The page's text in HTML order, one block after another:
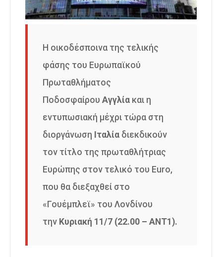
Η οικοδέσποινα της τελικής
φάσης του Ευρωπαϊκού
Πρωταθλήματος
Ποδοσφαίρου Αγγλία και η
εντυπωσιακή μέχρι τώρα στη
διοργάνωση Ιταλία διεκδικούν
τον τίτλο της πρωταθλήτριας
Ευρώπης στον τελικό του Euro,
που θα διεξαχθεί στο
«Γουέμπλεϊ» του Λονδίνου
την Κυριακή 11/7 (22.00 – ΑΝΤ1).